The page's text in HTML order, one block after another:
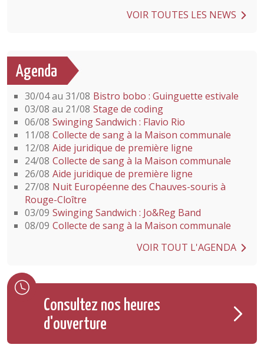
VOIR TOUTES LES NEWS
Agenda
30/04 au 31/08 Bistro bobo : Guinguette estivale
03/08 au 21/08 Stage de coding
06/08 Swinging Sandwich : Flavio Rio
11/08 Collecte de sang à la Maison communale
12/08 Aide juridique de première ligne
24/08 Collecte de sang à la Maison communale
26/08 Aide juridique de première ligne
27/08 Nuit Européenne des Chauves-souris à
Rouge-Cloître
03/09 Swinging Sandwich : Jo&Reg Band
08/09 Collecte de sang à la Maison communale
VOIR TOUT L'AGENDA
Consultez nos heures
d'ouverture